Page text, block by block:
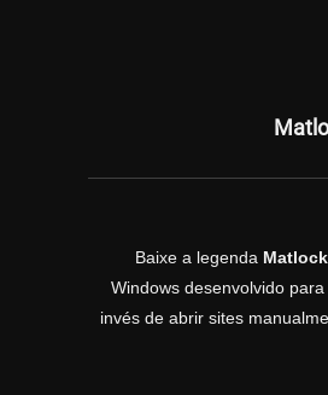
Baixe a legenda
Windows desenvolvido
invés de abrir sites